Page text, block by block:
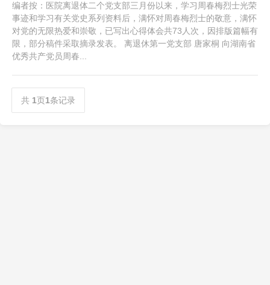
编者按：医院离退体二个党支部三月份以来，学习周春梅烈士光荣
事迹和学习有关党史系列资料后，满怀对周春梅烈士的敬意，满怀
对党的无限热爱和崇敬，已写出心得体会共73人次，因排版篇幅有
限，部分稿件采取摘录发表。 离退休第一党支部 唐家桐 向湖南省
优秀共产党员周春...
共 1页1条记录